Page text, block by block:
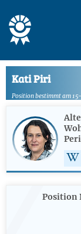
Kati Piri
Position bestimmt am
Position